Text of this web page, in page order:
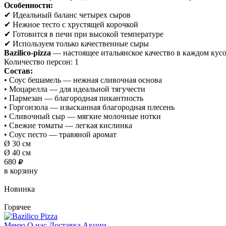
Особенности:
✔ Идеальный баланс четырех сыров
✔ Нежное тесто с хрустящей корочкой
✔ Готовится в печи при высокой температуре
✔ Используем только качественные сыры
Bazilico-pizza — настоящее итальянское качество в каждом
Количество персон: 1
Состав:
• Соус бешамель — нежная сливочная основа
• Моцарелла — для идеальной тягучести
• Пармезан — благородная пикантность
• Горгонзола — изысканная благородная плесень
• Сливочный сыр — мягкие молочные нотки
• Свежие томаты — легкая кислинка
• Соус песто — травяной аромат
Ø 30 см
Ø 40 см
680
в корзину
Новинка
Горячее